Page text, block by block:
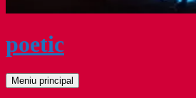
poetic
Caută
Meniu principal